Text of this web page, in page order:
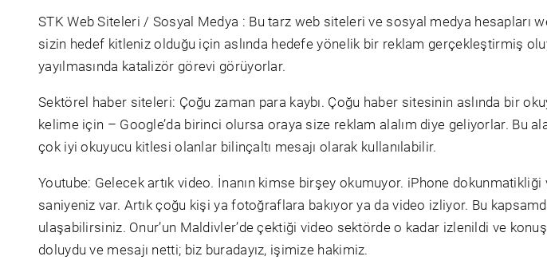
STK Web Siteleri / Sosyal Medya : Bu tarz web siteleri ve sosyal medya hesapları
sizin hedef kitleniz olduğu için aslında hedefe yönelik bir reklam gerçekleştirmiş
yayılmasında katalizör görevi görüyorlar.
Sektörel haber siteleri: Çoğu zaman para kaybı. Çoğu haber sitesinin aslında bir
kelime için – Google’da birinci olursa oraya size reklam alalım diye geliyorlar. Bu
çok iyi okuyucu kitlesi olanlar bilinçaltı mesajı olarak kullanılabilir.
Youtube: Gelecek artık video. İnanın kimse birşey okumuyor. iPhone
saniyeniz var. Artık çoğu kişi ya fotoğraflara bakıyor ya da video izliyor. Bu
ulaşabilirsiniz. Onur’un Maldivler’de çektiği video sektörde o kadar izlenildi ve
doluydu ve mesajı netti; biz buradayız, işimize hakimiz.